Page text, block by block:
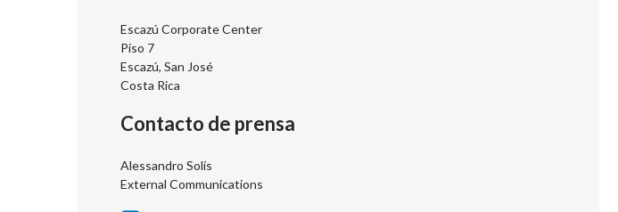
Escazú Corporate Center
Piso 7
Escazú, San José
Costa Rica
Contacto de prensa
Alessandro Solís
External Communications